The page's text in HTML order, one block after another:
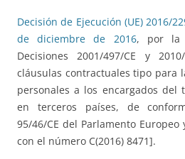
Decisión de Ejecución (UE) 2016/
de diciembre de 2016, por la
Decisiones 2001/497/CE y
cláusulas contractuales tipo para
personales a los encargados del
en terceros países, de
95/46/CE del Parlamento
con el número C(2016) 8471].